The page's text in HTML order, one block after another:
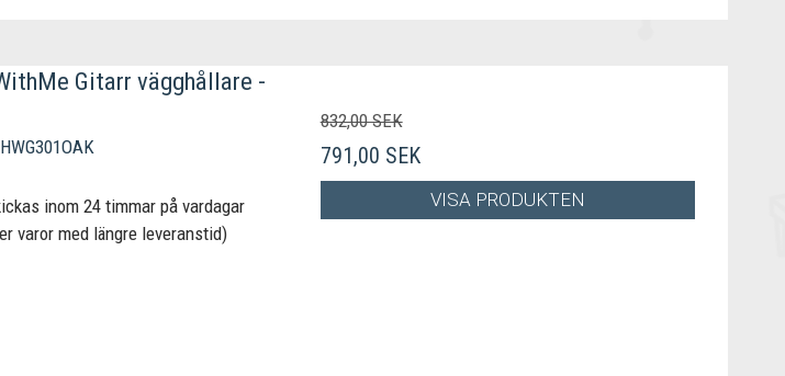
Gitarr vägghållare -
HWG301OAK
inom 24 timmar på vardagar
varor med längre leveranstid)
832,00 SEK
791,00 SEK
VISA PRODUKTEN